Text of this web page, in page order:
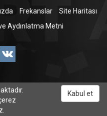
Frekanslar
Site Haritası
Aydınlatma Metni
YouTube
Kabul et